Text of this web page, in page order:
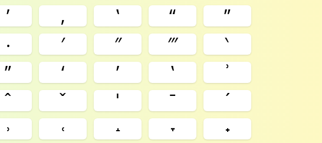
’ ‚ ‛ “
”
‧ ′ ″ ‴
‵
ʺ ʻ ʼ ʽ
ʾ
ˆ ˇ ˈ ˉ
ˊ
˒ ˓ ˔ ˕
˖